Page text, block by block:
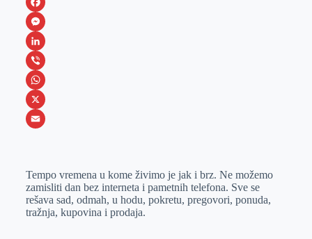
F
a
c
e
b
o
M
e
s
s
e
e
r
L
i
n
k
I
n
V
i
b
W
h
s
A
p
X
a
i
l
Tempo vremena u kome živimo je jak i brz. Ne možemo
zamisliti dan bez interneta i pametnih telefona. Sve se
rešava sad, odmah, u hodu, pokretu, pregovori, ponuda,
tražnja, kupovina i prodaja.